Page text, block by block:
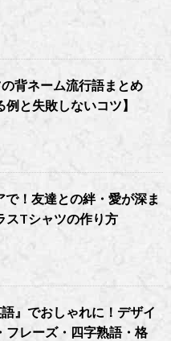
背ネーム流行語まとめ
例と失敗しないコツ】
で！友達との絆・愛が深ま
スTシャツの作り方
』でおしゃれに！デザイ
フレーズ・四字熟語・格